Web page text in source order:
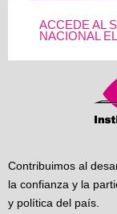
ACCEDE AL
NACIONAL
Contribuimos al
la confianza y la
y política del país.